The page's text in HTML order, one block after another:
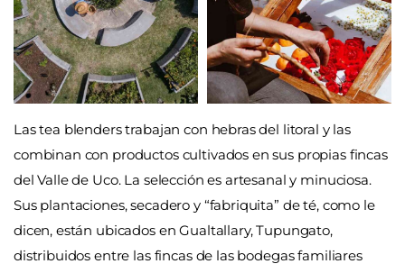
Las tea blenders trabajan con hebras del litoral y las
combinan con productos cultivados en sus propias fincas
del Valle de Uco. La selección es artesanal y minuciosa.
Sus plantaciones, secadero y “fabriquita” de té, como le
dicen, están ubicados en Gualtallary, Tupungato,
distribuidos entre las fincas de las bodegas familiares